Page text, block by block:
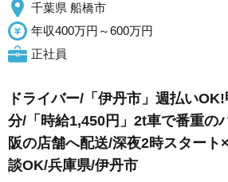
千葉県 船橋市
年収400万円～600万円
正社員
ドライバー/「伊丹市」週払い
分/「時給1,450円」2t車で番重の
阪の店舗へ配送/深夜2時スター
談OK/兵庫県/伊丹市